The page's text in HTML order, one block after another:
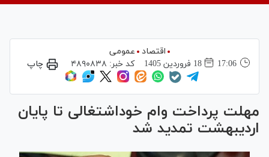
اقتصاد
عمومی
17:06
18 فروردين 1405 کد خبر: ۴۸۹۰۸۳۸ چاپ
مهلت پرداخت وام خوداشتغالی تا پایان
اردیبهشت تمدید شد